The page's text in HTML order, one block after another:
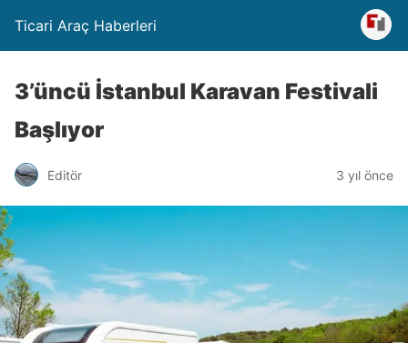
Ticari Araç Haberleri
3’üncü İstanbul Karavan Festivali
Başlıyor
Editör 3 yıl önce